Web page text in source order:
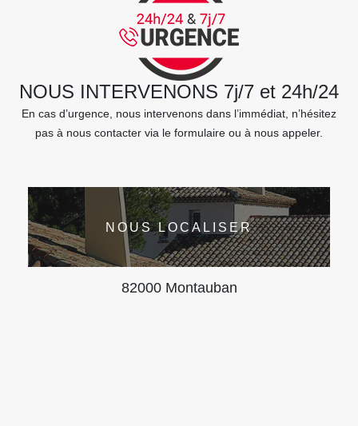
NOUS INTERVENONS 7j/7 et 24h/24
En cas d’urgence, nous intervenons dans l’immédiat, n’hésitez
pas à nous contacter via le formulaire ou à nous appeler.
NOUS LOCALISER
82000 Montauban